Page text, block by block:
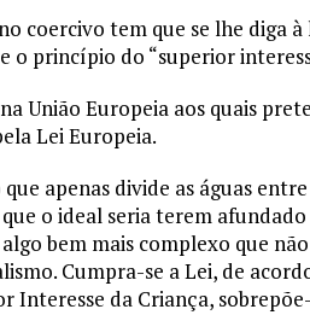
coercivo tem que se lhe diga
o princípio do “superior
União Europeia aos quais
Lei Europeia.
apenas divide as águas
o ideal seria terem
bem mais complexo que
Cumpra-se a Lei, de
Interesse da Criança,